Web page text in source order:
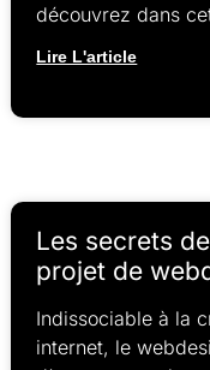
découvrez dans
Lire L'article
Les secrets
projet de
Indissociable à la
internet, le